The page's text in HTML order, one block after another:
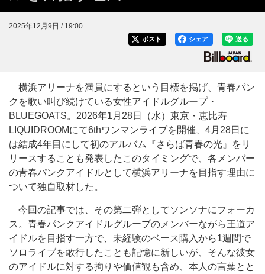
2025年12月9日 / 19:00
送る
シェア
ポスト
横浜アリーナを満員にするという目標を掲げ、青春パン
クを歌い叫び続けている女性アイドルグループ・
BLUEGOATS。2026年1月28日（水）東京・恵比寿
LIQUIDROOMにて6thワンマンライブを開催、4月28日に
は結成4年目にして初のアルバム『さらば青春の光』をリ
リースすることも発表したこのタイミングで、各メンバー
の青春パンクアイドルとして横浜アリーナを目指す理由に
ついて独自取材した。
今回の記事では、その第二弾としてソンソナにフォーカ
ス。青春パンクアイドルグループのメンバーながら王道ア
イドルを目指す一方で、未経験のベース購入から1週間で
ソロライブを敢行したことも記憶に新しいが、そんな彼女
のアイドルに対する拘りや価値観も含め、本人の言葉とと